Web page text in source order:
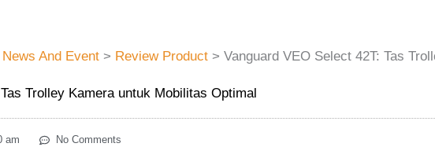
News And Event > Review Product > Vanguard VEO Select 42T: Tas
Trolley Kamera untuk Mobilitas Optimal
am No Comments